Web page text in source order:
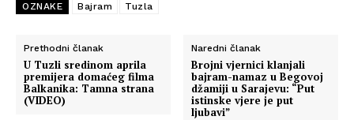
OZNAKE Bajram Tuzla
Prethodni članak
U Tuzli sredinom aprila
premijera domaćeg filma
Balkanika: Tamna strana
(VIDEO)
Naredni članak
Brojni vjernici klanjali
bajram-namaz u Begovoj
džamiji u Sarajevu: “Put
istinske vjere je put
ljubavi”